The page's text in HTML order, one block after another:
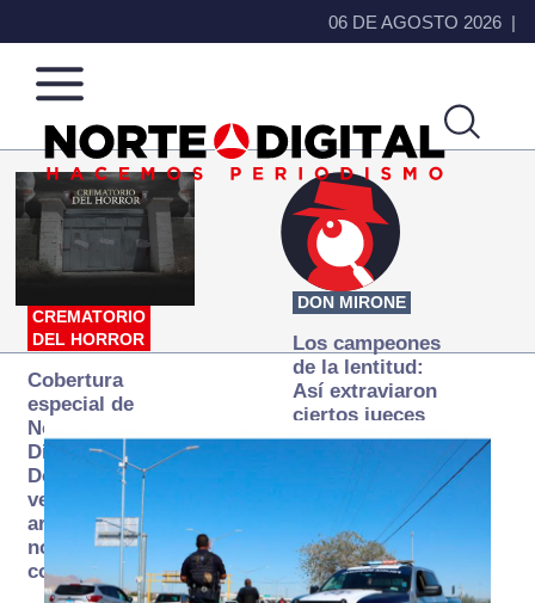
06 DE AGOSTO 2026
Norte
de
Ciudad
Más
que
noticias,
hacemos periodismo
CREMATORIO
DEL HORROR
Cobertura
especial de
Norte
Digital:
Donde la
verdad
arde… pero
no se
consume
DON MIRONE
Los campeones
de la lentitud:
Así extraviaron
ciertos jueces
la justicia
expedita